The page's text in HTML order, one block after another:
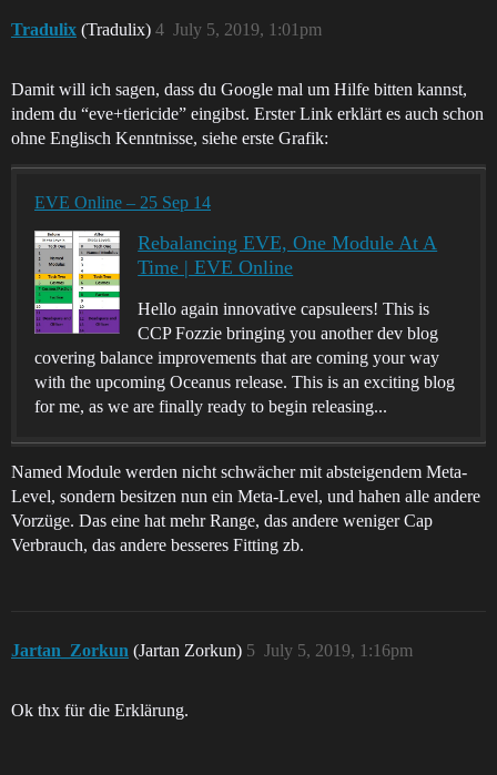
Tradulix (Tradulix) July 5, 2019, 1:01pm
4
Damit will ich sagen, dass du Google mal um Hilfe bitten kannst,
indem du “eve+tiericide” eingibst. Erster Link erklärt es auch schon
ohne Englisch Kenntnisse, siehe erste Grafik:
EVE Online – 25 Sep 14
Rebalancing EVE, One Module At A
Time | EVE Online
Hello again innovative capsuleers! This is
CCP Fozzie bringing you another dev blog
covering balance improvements that are coming your way
with the upcoming Oceanus release. This is an exciting blog
for me, as we are finally ready to begin releasing...
Named Module werden nicht schwächer mit absteigendem Meta-
Level, sondern besitzen nun ein Meta-Level, und hahen alle andere
Vorzüge. Das eine hat mehr Range, das andere weniger Cap
Verbrauch, das andere besseres Fitting zb.
Jartan_Zorkun (Jartan Zorkun) July 5, 2019, 1:16pm
5
Ok thx für die Erklärung.